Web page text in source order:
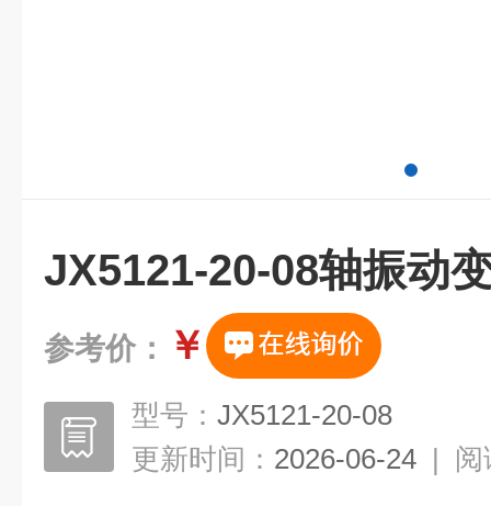
JX5121-20-08轴振动
参考价： ￥
型号： JX5121-20-08
更新时间： 2026-06-24 | 阅